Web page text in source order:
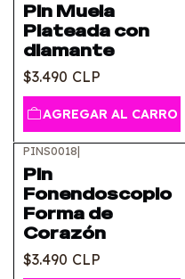
Pin Muela
Plateada con
diamante
$3.490 CLP
AGREGAR AL CARRO
PINS0018|
Pin
Fonendoscopio
Forma de
Corazón
$3.490 CLP